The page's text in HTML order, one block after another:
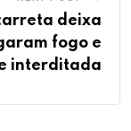
deixa
fogo e
interditada